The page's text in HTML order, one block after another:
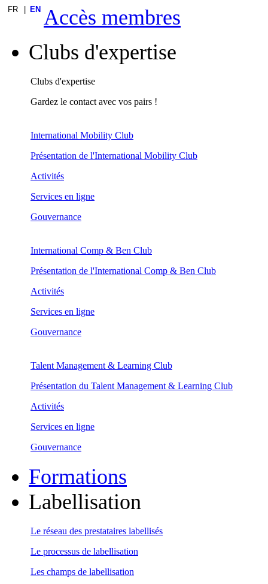
FR EN Accès membres
Clubs d'expertise
Clubs d'expertise
Gardez le contact avec vos pairs !
International Mobility Club
Présentation de l'International Mobility Club
Activités
Services en ligne
Gouvernance
International Comp & Ben Club
Présentation de l'International Comp & Ben Club
Activités
Services en ligne
Gouvernance
Talent Management & Learning Club
Présentation du Talent Management & Learning Club
Activités
Services en ligne
Gouvernance
Formations
Labellisation
Le réseau des prestataires labellisés
Le processus de labellisation
Les champs de labellisation